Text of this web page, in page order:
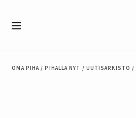
OMA PIHA / PIHALLA NYT / UUTISARKISTO /